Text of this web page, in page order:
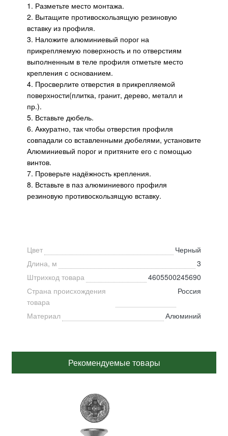
1. Разметьте место монтажа.
2. Вытащите противоскользящую резиновую
вставку из профиля.
3. Наложите алюминиевый порог на
прикрепляемую поверхность и по отверстиям
выполненным в теле профиля отметьте место
крепления с основанием.
4. Просверлите отверстия в прикрепляемой
поверхности(плитка, гранит, дерево, металл и
пр.).
5. Вставьте дюбель.
6. Аккуратно, так чтобы отверстия профиля
совпадали со вставленными дюбелями, установите
Алюминиевый порог и притяните его с помощью
винтов.
7. Проверьте надёжность крепления.
8. Вставьте в паз алюминиевого профиля
резиновую противоскользящую вставку.
Цвет
Черный
Длина, м
3
Штрихкод товара
4605500245690
Страна происхождения
товара
Россия
Материал Алюминий
Рекомендуемые товары